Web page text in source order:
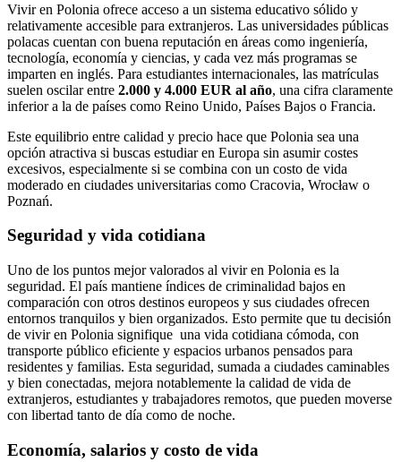
Vivir en Polonia ofrece acceso a un sistema educativo sólido y
relativamente accesible para extranjeros. Las universidades públicas
polacas cuentan con buena reputación en áreas como ingeniería,
tecnología, economía y ciencias, y cada vez más programas se
imparten en inglés. Para estudiantes internacionales, las matrículas
suelen oscilar entre 2.000 y 4.000 EUR al año, una cifra claramente
inferior a la de países como Reino Unido, Países Bajos o Francia.
Este equilibrio entre calidad y precio hace que Polonia sea una
opción atractiva si buscas estudiar en Europa sin asumir costes
excesivos, especialmente si se combina con un costo de vida
moderado en ciudades universitarias como Cracovia, Wrocław o
Poznań.
Seguridad y vida cotidiana
Uno de los puntos mejor valorados al vivir en Polonia es la
seguridad. El país mantiene índices de criminalidad bajos en
comparación con otros destinos europeos y sus ciudades ofrecen
entornos tranquilos y bien organizados. Esto permite que tu decisión
de vivir en Polonia signifique una vida cotidiana cómoda, con
transporte público eficiente y espacios urbanos pensados para
residentes y familias. Esta seguridad, sumada a ciudades caminables
y bien conectadas, mejora notablemente la calidad de vida de
extranjeros, estudiantes y trabajadores remotos, que pueden moverse
con libertad tanto de día como de noche.
Economía, salarios y costo de vida